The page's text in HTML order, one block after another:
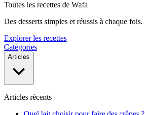
Toutes les recettes de Wafa
Des desserts simples et réussis à chaque fois.
Explorer les recettes
Catégories
Articles
Articles récents